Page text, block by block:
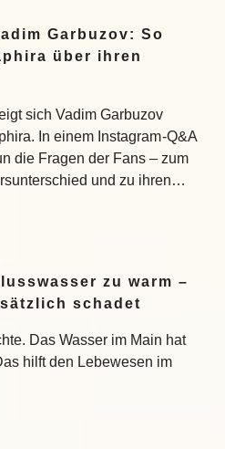
Garbuzov: So
über ihren
sich Vadim Garbuzov
In einem Instagram-Q&A
die Fragen der Fans – zum
und zu ihren…
zu warm –
schadet
Das Wasser im Main hat
hilft den Lebewesen im